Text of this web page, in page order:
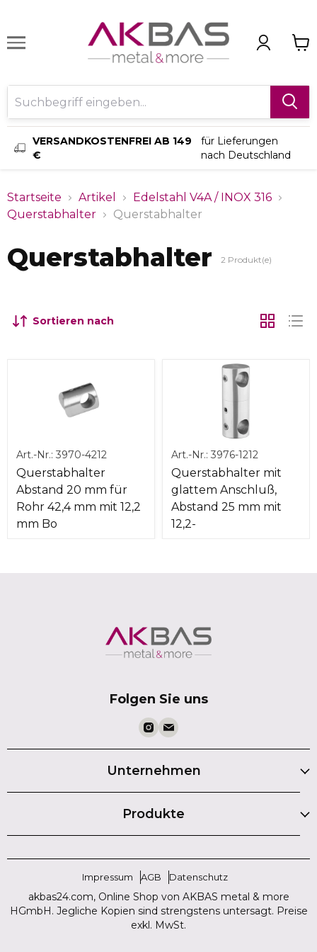
VERSANDKOSTENFREI AB 149
€
für Lieferungen
nach Deutschland
Startseite Artikel
Edelstahl V4A / INOX 316
Querstabhalter
Querstabhalter
Querstabhalter 2 Produkt(e)
Sortieren nach
Art.-Nr.: 3970-4212
Querstabhalter
Abstand 20 mm für
Rohr 42,4 mm mit 12,2
mm Bo
Art.-Nr.: 3976-1212
Querstabhalter mit
glattem Anschluß,
Abstand 25 mm mit
12,2-
Folgen Sie uns
Unternehmen
Produkte
Impressum AGB Datenschutz
akbas24.com, Online Shop von AKBAS metal & more
HGmbH. Jegliche Kopien sind strengstens untersagt. Preise
exkl. MwSt.